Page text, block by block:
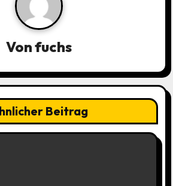
Vonfuchs
Beitrag